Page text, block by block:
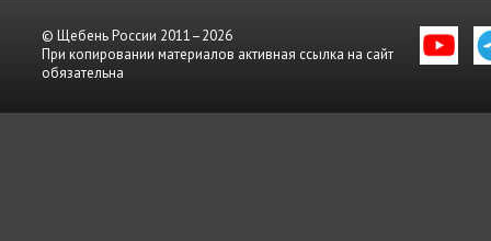
© Щебень России 2011–2026
При копировании материалов активная ссылка на сайт
обязательна